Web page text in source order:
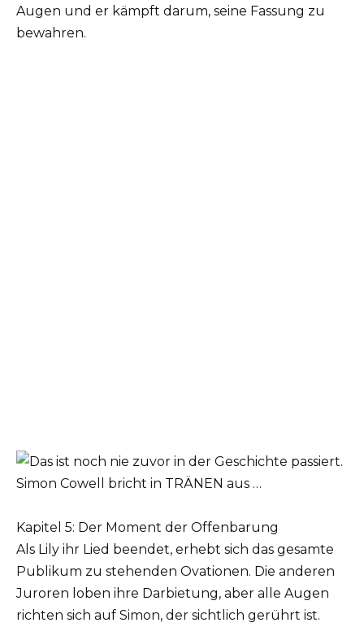
Augen und er kämpft darum, seine Fassung zu
bewahren.
Kapitel 5: Der Moment der Offenbarung
Als Lily ihr Lied beendet, erhebt sich das gesamte
Publikum zu stehenden Ovationen. Die anderen
Juroren loben ihre Darbietung, aber alle Augen
richten sich auf Simon, der sichtlich gerührt ist.